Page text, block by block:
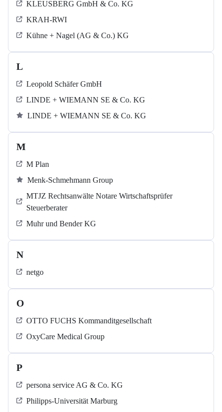
KLEUSBERG GmbH & Co. KG
KRAH-RWI
Kühne + Nagel (AG & Co.) KG
L
Leopold Schäfer GmbH
LINDE + WIEMANN SE & Co. KG
LINDE + WIEMANN SE & Co. KG
M
M Plan
Menk-Schmehmann Group
MTJZ Rechtsanwälte Notare Wirtschaftsprüfer
Steuerberater
Muhr und Bender KG
N
netgo
O
OTTO FUCHS Kommanditgesellschaft
OxyCare Medical Group
P
persona service AG & Co. KG
Philipps-Universität Marburg